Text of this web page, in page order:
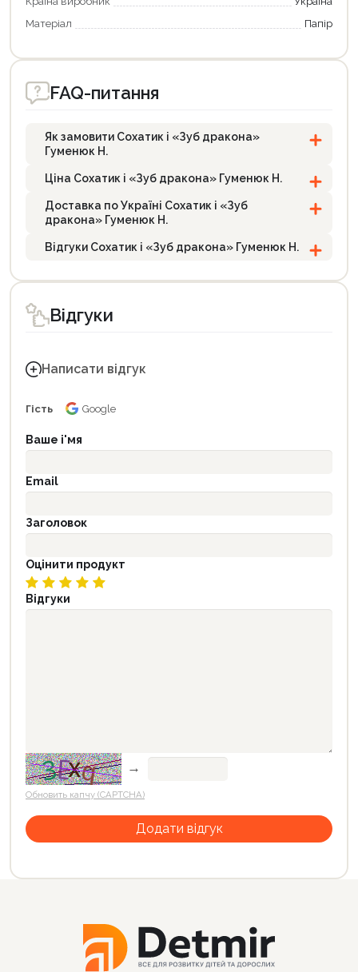
Матеріал
Папір
FAQ-питання
Як замовити Сохатик і «Зуб дракона»
Гуменюк Н.
Ціна Сохатик і «Зуб дракона» Гуменюк Н.
Доставка по Україні Сохатик і «Зуб
дракона» Гуменюк Н.
Відгуки Сохатик і «Зуб дракона» Гуменюк Н.
Відгуки
Написати відгук
Гість Google
Ваше і'мя
Email
Заголовок
Оцінити продукт
Відгуки
→
Обновить капчу (CAPTCHA)